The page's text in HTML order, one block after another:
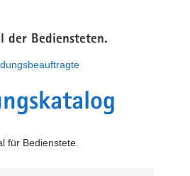
der Bediensteten.
für Bedienstete.